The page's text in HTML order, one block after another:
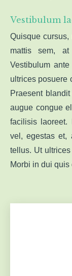
Vestibulum
Quisque cursus,
mattis sem,
Vestibulum
ultrices posuere
Praesent
augue congue
facilisis laoreet.
vel, egestas et,
tellus. Ut
Morbi in dui